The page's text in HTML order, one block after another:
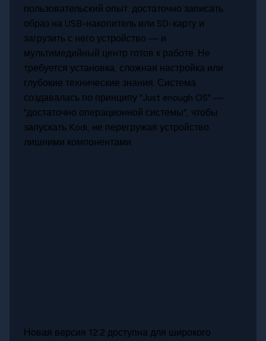
пользовательский опыт: достаточно записать
образ на USB-накопитель или SD-карту и
загрузить с него устройство — и
мультимедийный центр готов к работе. Не
требуется установка, сложная настройка или
глубокие технические знания. Система
создавалась по принципу "Just enough OS" —
"достаточно операционной системы", чтобы
запускать Kodi, не перегружая устройство
лишними компонентами.
Новая версия 12.2 доступна для широкого